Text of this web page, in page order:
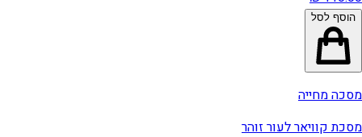
הוסף לסל
מסכה מחייה
מסכת קוויאר לעור זוהר